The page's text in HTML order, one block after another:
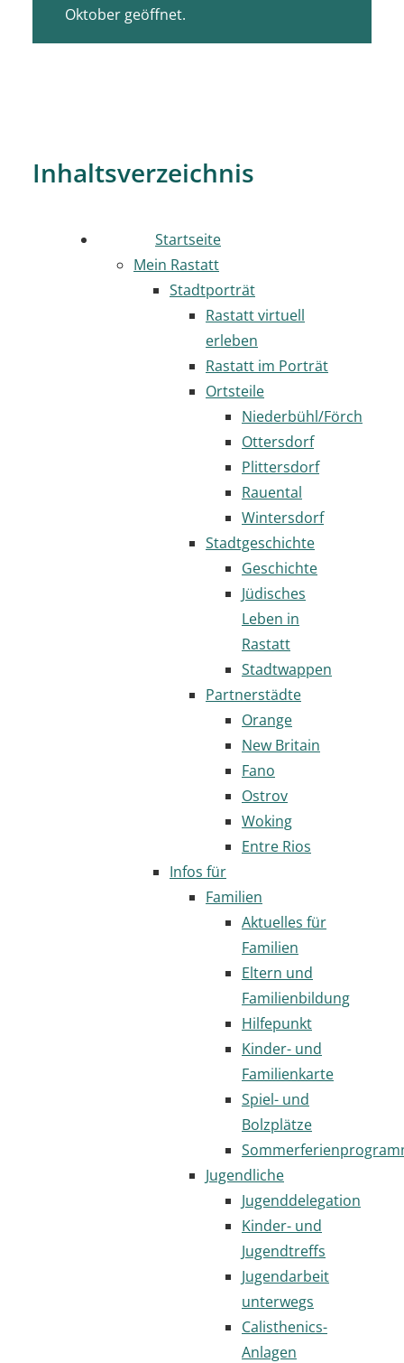
Oktober geöffnet.
Inhaltsverzeichnis
Startseite
Mein Rastatt
Stadtporträt
Rastatt virtuell
erleben
Rastatt im Porträt
Ortsteile
Niederbühl/Förch
Ottersdorf
Plittersdorf
Rauental
Wintersdorf
Stadtgeschichte
Geschichte
Jüdisches
Leben in
Rastatt
Stadtwappen
Partnerstädte
Orange
New Britain
Fano
Ostrov
Woking
Entre Rios
Infos für
Familien
Aktuelles für
Familien
Eltern und
Familienbildung
Hilfepunkt
Kinder- und
Familienkarte
Spiel- und
Bolzplätze
Jugendliche
Jugenddelegation
Kinder- und
Jugendtreffs
Jugendarbeit
unterwegs
Calisthenics-
Anlagen